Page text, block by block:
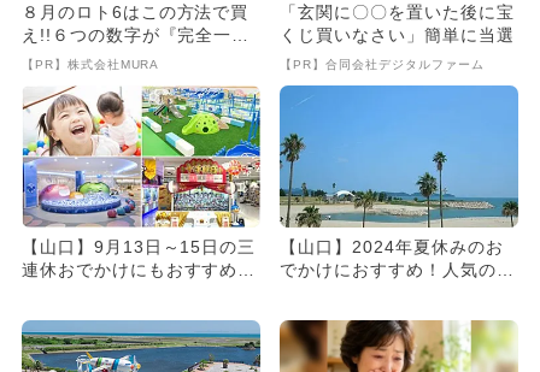
８月のロト6はこの方法で買
え!!６つの数字が『完全一
致』する方法
【PR】株式会社MURA
「玄関に〇〇を置いた後に宝
くじ買いなさい」簡単に当選
【PR】合同会社デジタルファーム
【山口】9月13日～15日の三
連休おでかけにもおすすめ！
【山口】2024年夏休みのお
でかけにおすすめ！人気のス